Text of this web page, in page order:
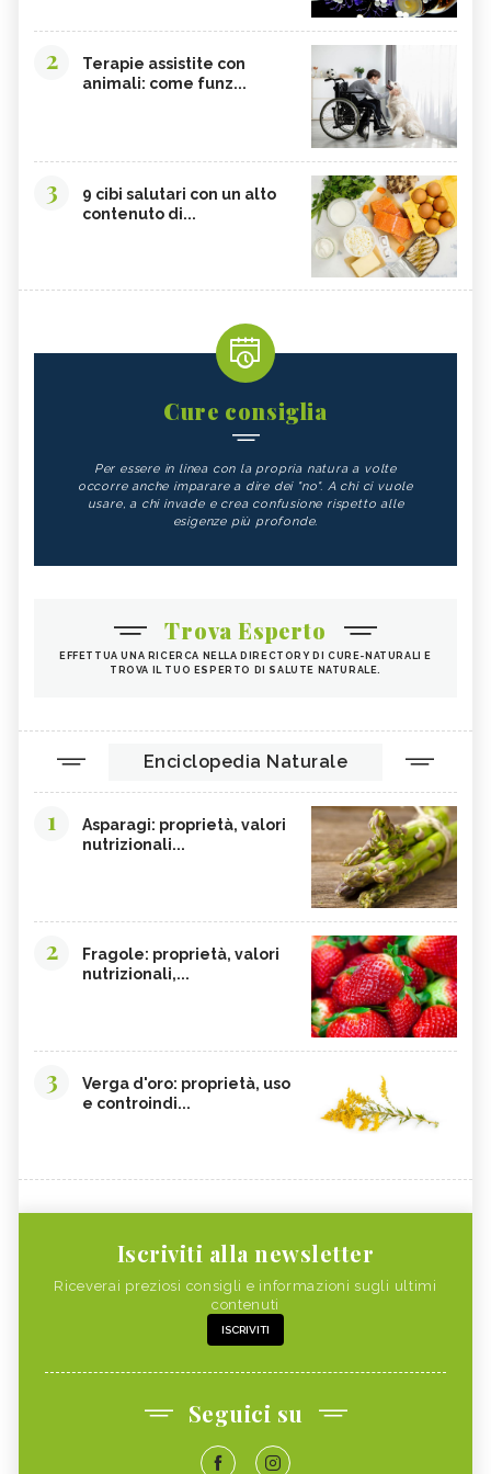
2
Terapie assistite con
animali: come funz...
3
9 cibi salutari con un alto
contenuto di...
Cure consiglia
Per essere in linea con la propria natura a volte
occorre anche imparare a dire dei "no". A chi ci vuole
usare, a chi invade e crea confusione rispetto alle
esigenze più profonde.
Trova Esperto
EFFETTUA UNA RICERCA NELLA DIRECTORY DI CURE-NATURALI E
TROVA IL TUO ESPERTO DI SALUTE NATURALE.
Enciclopedia Naturale
1
Asparagi: proprietà, valori
nutrizionali...
2
Fragole: proprietà, valori
nutrizionali,...
3
Verga d'oro: proprietà, uso
e controindi...
Iscriviti alla newsletter
Riceverai preziosi consigli e informazioni sugli ultimi
contenuti
ISCRIVITI
Seguici su